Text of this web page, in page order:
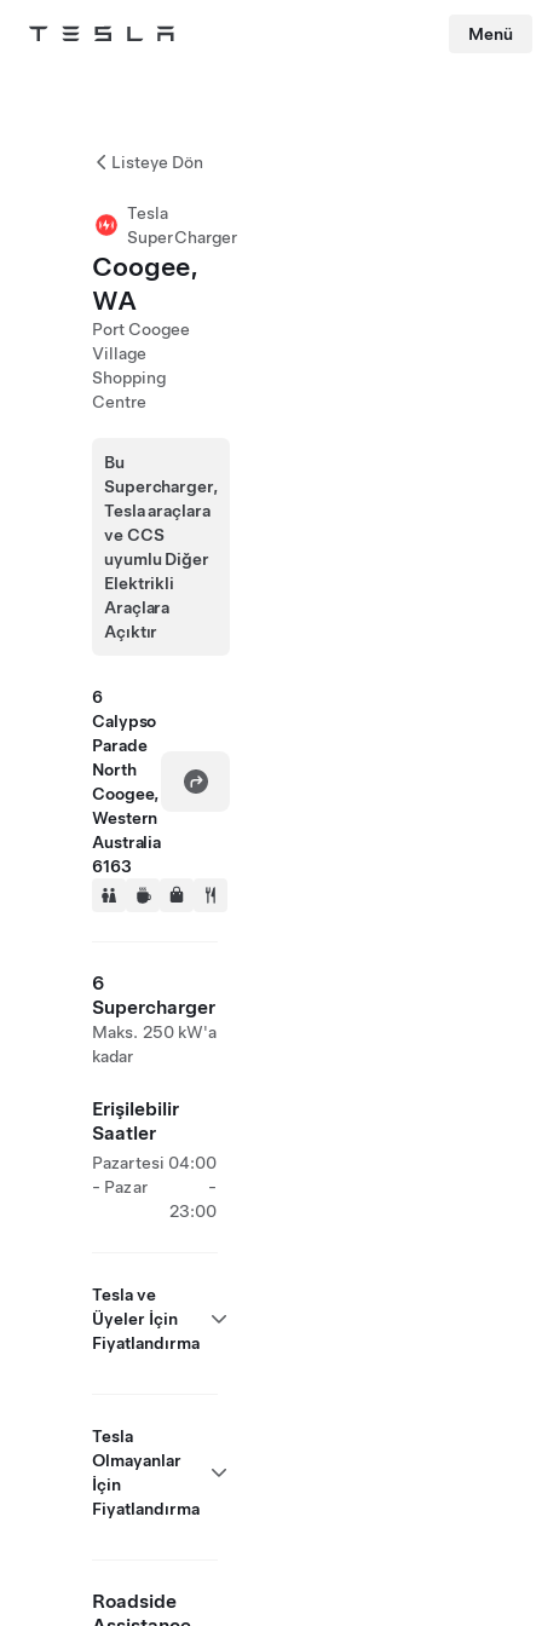
Tesla Menü
Listeye Dön
Tesla
SuperCharger
Coogee,
WA
Port Coogee
Village
Shopping
Centre
Bu
Supercharger,
Tesla araçlara
ve CCS
uyumlu Diğer
Elektrikli
Araçlara
Açıktır
6
Calypso
Parade
North
Coogee,
Western
Australia
6163
6
Supercharger
Maks. 250 kW'a
kadar
Erişilebilir
Saatler
Pazartesi
- Pazar
04:00
-
23:00
Tesla ve
Üyeler İçin
Fiyatlandırma
Tesla
Olmayanlar
İçin
Fiyatlandırma
Roadside